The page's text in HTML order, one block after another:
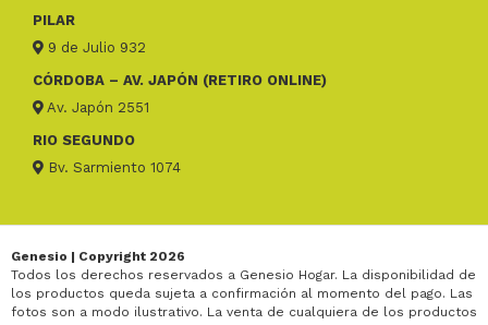
PILAR
9 de Julio 932
CÓRDOBA – AV. JAPÓN (RETIRO ONLINE)
Av. Japón 2551
RIO SEGUNDO
Bv. Sarmiento 1074
Genesio | Copyright 2026
Todos los derechos reservados a Genesio Hogar. La disponibilidad de
los productos queda sujeta a confirmación al momento del pago. Las
fotos son a modo ilustrativo. La venta de cualquiera de los productos